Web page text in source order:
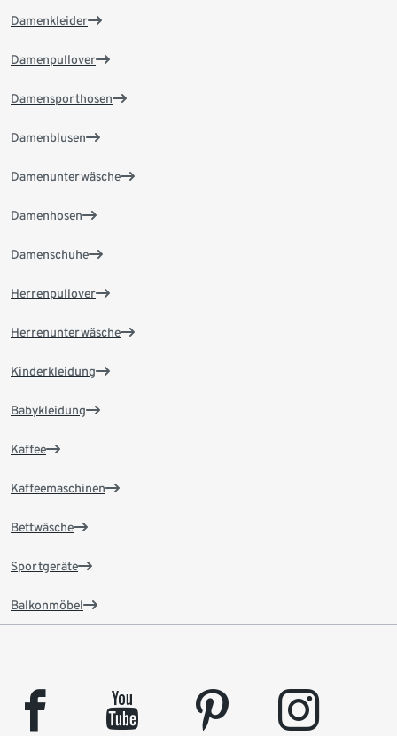
Damenkleider
Damenpullover
Damensporthosen
Damenblusen
Damenunterwäsche
Damenhosen
Damenschuhe
Herrenpullover
Herrenunterwäsche
Kinderkleidung
Babykleidung
Kaffee
Kaffeemaschinen
Bettwäsche
Sportgeräte
Balkonmöbel
facebook youtube pinterest instagram